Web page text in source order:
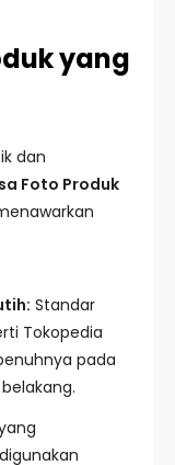
yang
dan
Foto Produk
Standar
Tokopedia
pada